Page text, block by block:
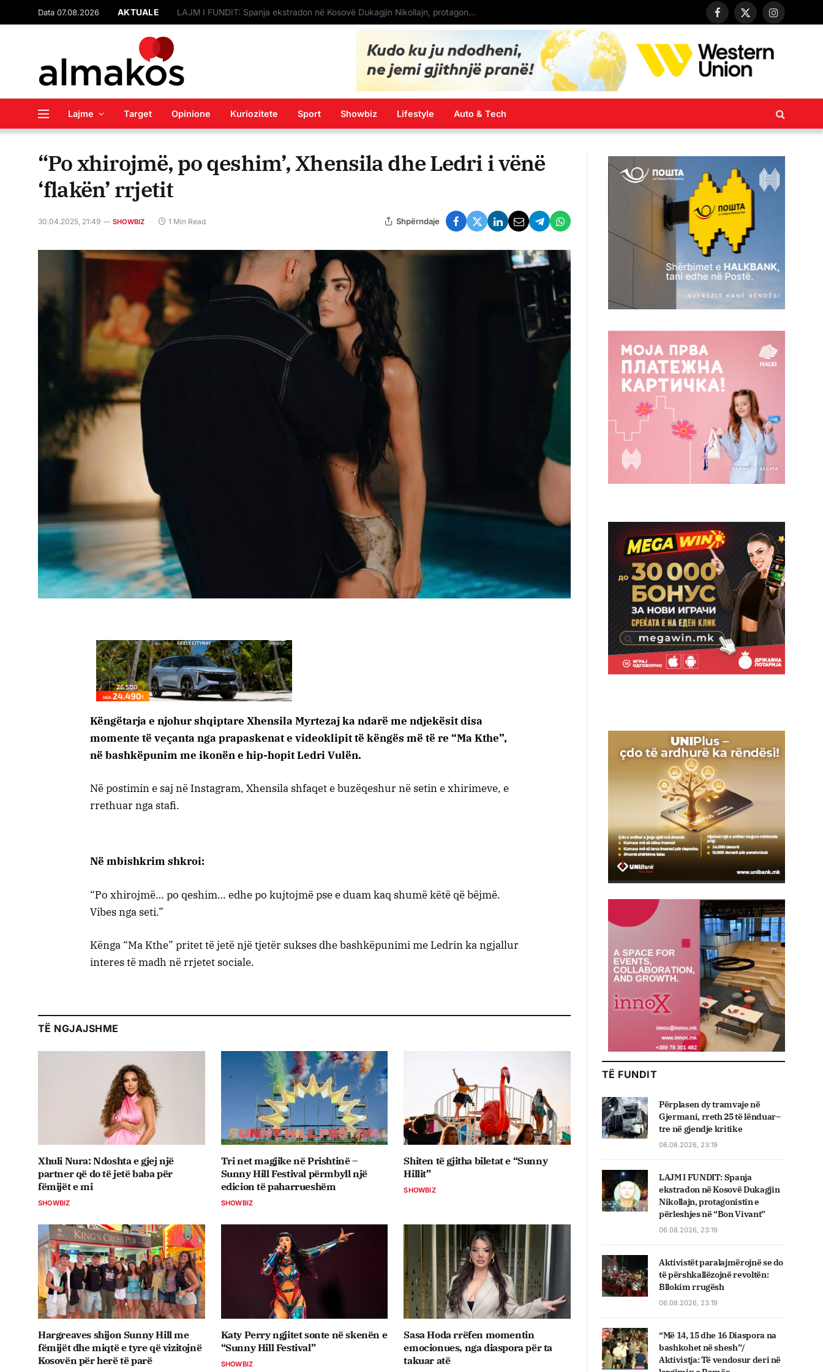
Data 07.08.2026 AKTUALE LAJM I FUNDIT: Spanja ekstradon në Kosovë Dukagjin Nikollajn, protagonistin e përleshjes në “Bon Vivant”
Facebook
X
Instagram
Lajme Target Opinione Kuriozitete Sport Showbiz Lifestyle Auto & Tech
“Po xhirojmë, po qeshim’, Xhensila dhe Ledri i vënë
‘flakën’ rrjetit
30.04.2025, 21:49 SHOWBIZ 1 Min Read Shpërndaje
Këngëtarja e njohur shqiptare Xhensila Myrtezaj ka ndarë me ndjekësit disa
momente të veçanta nga prapaskenat e videoklipit të këngës më të re “Ma Kthe”,
në bashkëpunim me ikonën e hip-hopit Ledri Vulën.
Në postimin e saj në Instagram, Xhensila shfaqet e buzëqeshur në setin e xhirimeve, e
rrethuar nga stafi.
Në mbishkrim shkroi:
“Po xhirojmë… po qeshim… edhe po kujtojmë pse e duam kaq shumë këtë që bëjmë.
Vibes nga seti.”
Kënga “Ma Kthe” pritet të jetë një tjetër sukses dhe bashkëpunimi me Ledrin ka ngjallur
interes të madh në rrjetet sociale.
TË NGJAJSHME
Xhuli Nura: Ndoshta e gjej një
partner që do të jetë baba për
fëmijët e mi
SHOWBIZ
Tri net magjike në Prishtinë –
Sunny Hill Festival përmbyll një
edicion të paharrueshëm
SHOWBIZ
Shiten të gjitha biletat e “Sunny
Hillit”
SHOWBIZ
Hargreaves shijon Sunny Hill me
fëmijët dhe miqtë e tyre që vizitojnë
Kosovën për herë të parë
Katy Perry ngjitet sonte në skenën e
“Sunny Hill Festival”
SHOWBIZ
Sasa Hoda rrëfen momentin
emocionues, nga diaspora për ta
takuar atë
TË FUNDIT
Përplasen dy tramvaje në
Gjermani, rreth 25 të lënduar–
tre në gjendje kritike
06.08.2026, 23:19
LAJM I FUNDIT: Spanja
ekstradon në Kosovë Dukagjin
Nikollajn, protagonistin e
përleshjes në “Bon Vivant”
06.08.2026, 23:19
Aktivistët paralajmërojnë se do
të përshkallëzojnë revoltën:
Bllokim rrugësh
06.08.2026, 23:19
“Më 14, 15 dhe 16 Diaspora na
bashkohet në shesh”/
Aktivistja: Të vendosur deri në